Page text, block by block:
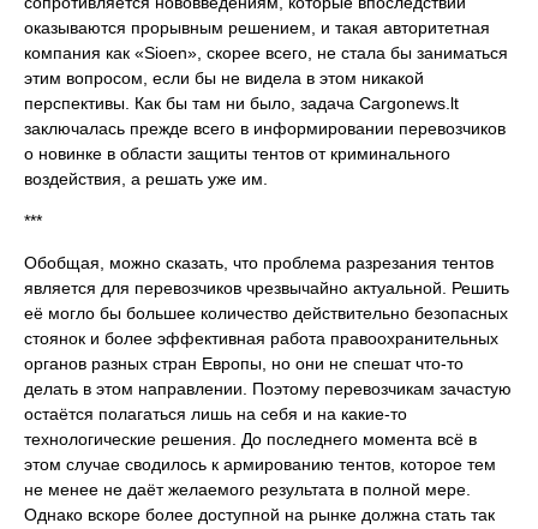
оказываются прорывным решением, и такая авторитетная
компания как «Sioen», скорее всего, не стала бы заниматься
этим вопросом, если бы не видела в этом никакой
перспективы. Как бы там ни было, задача Cargonews.lt
заключалась прежде всего в информировании перевозчиков
о новинке в области защиты тентов от криминального
воздействия, а решать уже им.
***
Обобщая, можно сказать, что проблема разрезания тентов
является для перевозчиков чрезвычайно актуальной. Решить
её могло бы большее количество действительно безопасных
стоянок и более эффективная работа правоохранительных
органов разных стран Европы, но они не спешат что-то
делать в этом направлении. Поэтому перевозчикам зачастую
остаётся полагаться лишь на себя и на какие-то
технологические решения. До последнего момента всё в
этом случае сводилось к армированию тентов, которое тем
не менее не даёт желаемого результата в полной мере.
Однако вскоре более доступной на рынке должна стать так